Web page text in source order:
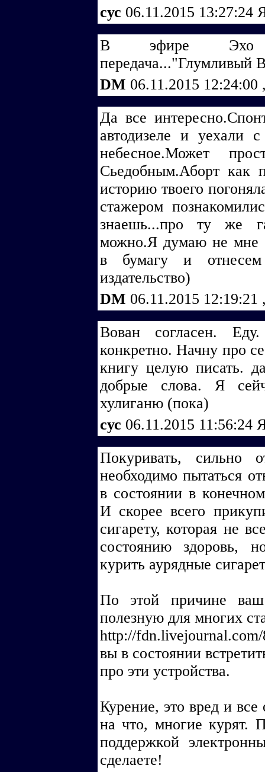
cус 06.11.2015 13:27:24
В эфире Эхо
передача..."Глумливый
DM 06.11.2015 12:24:00
Да все
автодизеле и уехали
небесное.Может
Сьедобным.Аборт как
историю твоего
стажером
знаешь...про ту же
можно.Я думаю не мне
в бумагу и отнесем
издательство)
DM 06.11.2015 12:19:21
Вован согласен.
конкретно. Начну про
книгу целую писать.
добрые слова. Я
хулиганю (пока)
cус 06.11.2015 11:56:24
Покуривать, сильно
необходимо пытаться
в состоянии в
И скорее всего
сигарету, которая не
состоянию здоровь,
курить аурядные
По этой причине ваш
полезную для многих
http://
вы в состоянии
про эти устройства.
Курение, это вред и
на что, многие курят.
поддержкой
сделаете!